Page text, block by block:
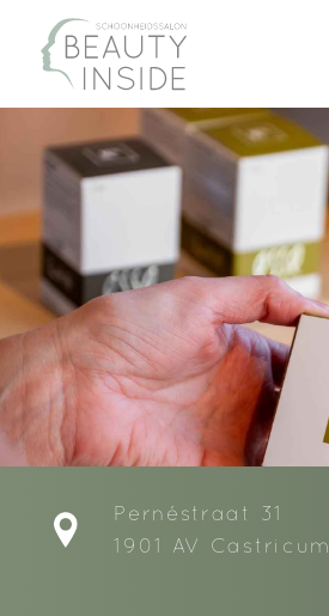
Pernéstraat 31
1901 AV Castricum